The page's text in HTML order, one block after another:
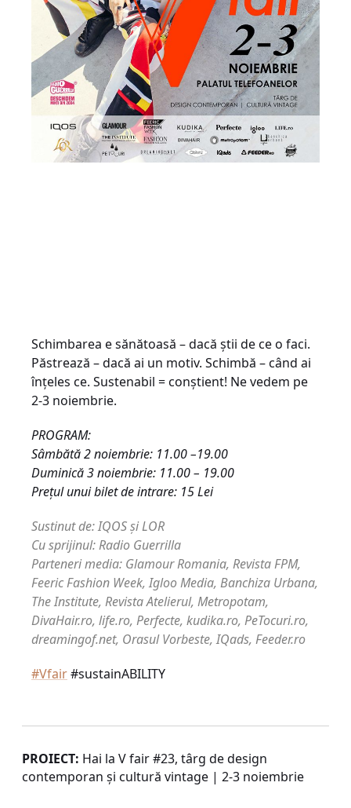
Schimbarea e sănătoasă – dacă știi de ce o faci.
Păstrează – dacă ai un motiv. Schimbă – când ai
înțeles ce. Sustenabil = conștient! Ne vedem pe
2-3 noiembrie.
PROGRAM:
Sâmbătă 2 noiembrie: 11.00 –19.00
Duminică 3 noiembrie: 11.00 – 19.00
Prețul unui bilet de intrare: 15 Lei
Sustinut de: IQOS și LOR
Cu sprijinul: Radio Guerrilla
Parteneri media: Glamour Romania, Revista FPM,
Feeric Fashion Week, Igloo Media, Banchiza Urbana,
The Institute, Revista Atelierul, Metropotam,
DivaHair.ro, life.ro, Perfecte, kudika.ro, PeTocuri.ro,
dreamingof.net, Orasul Vorbeste, IQads, Feeder.ro
#Vfair#sustainABILITY
PROIECT: Hai la V fair #23, târg de design
contemporan și cultură vintage | 2-3 noiembrie